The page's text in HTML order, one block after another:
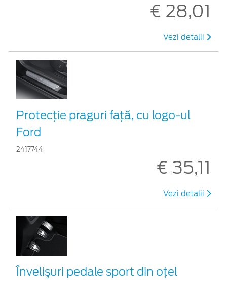
€ 28,01
Vezi detalii
Protecţie praguri faţă, cu logo-ul
Ford
2417744
€ 35,11
Vezi detalii
Învelişuri pedale sport din oţel